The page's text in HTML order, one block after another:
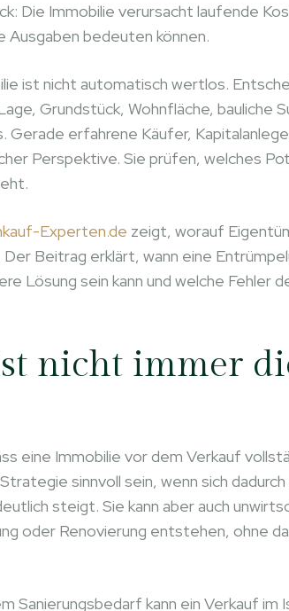
Die Immobilie verursacht laufende
Ausgaben bedeuten können.
ist nicht automatisch wertlos.
Grundstück, Wohnfläche, bauliche
Gerade erfahrene Käufer,
Perspektive. Sie prüfen, welches
Experten.de zeigt, worauf
Beitrag erklärt, wann eine
Lösung sein kann und welche Fehler
nicht immer
eine Immobilie vor dem Verkauf
sinnvoll sein, wenn sich
steigt. Sie kann aber auch
oder Renovierung entstehen, ohne
Sanierungsbedarf kann ein Verkauf